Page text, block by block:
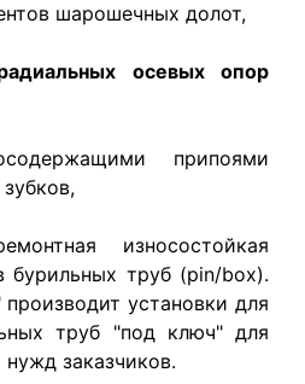
шарошечных долот,
осевых опор
припоями
износостойкая
бурильных труб (pin/box).
установки для
труб "под ключ" для
заказчиков.